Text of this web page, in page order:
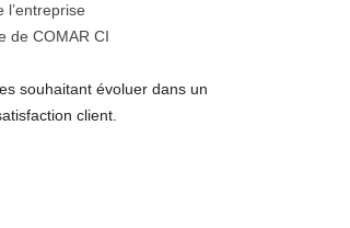
de COMAR CI
souhaitant évoluer dans un
client.